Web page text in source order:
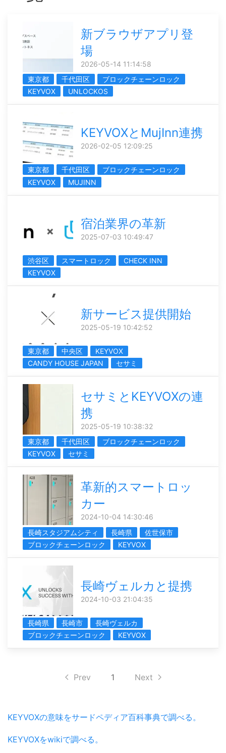
新ブラウザアプリ登
場
2026-05-14 11:14:58
東京都
千代田区
ブロックチェーンロック
KEYVOX
UNLOCKOS
KEYVOXとMujInn連携
2026-02-05 12:09:25
東京都 千代田区
ブロックチェーンロック
KEYVOX
MUJINN
宿泊業界の革新
2025-07-03 10:49:47
渋谷区 スマートロック
CHECK INN
KEYVOX
新サービス提供開始
2025-05-19 10:42:52
東京都 中央区
KEYVOX
CANDY HOUSE JAPAN
セサミ
セサミとKEYVOXの連
携
2025-05-19 10:38:32
東京都
千代田区
ブロックチェーンロック
KEYVOX
セサミ
革新的スマートロッ
カー
2024-10-04 14:30:46
長崎スタジアムシティ
長崎県
佐世保市
ブロックチェーンロック
KEYVOX
長崎ヴェルカと提携
2024-10-03 21:04:35
長崎県 長崎市
長崎ヴェルカ
ブロックチェーンロック
KEYVOX
Prev 1 Next
KEYVOXの意味をサードペディア百科事典で調べる。
KEYVOXをwikiで調べる。